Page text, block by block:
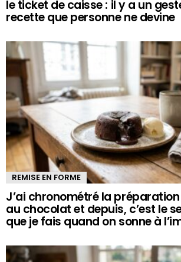
le ticket de caisse : il y a un
recette que personne ne devine
REMISE EN FORME
J’ai chronométré la
au chocolat et depuis, c’est le
que je fais quand on sonne à